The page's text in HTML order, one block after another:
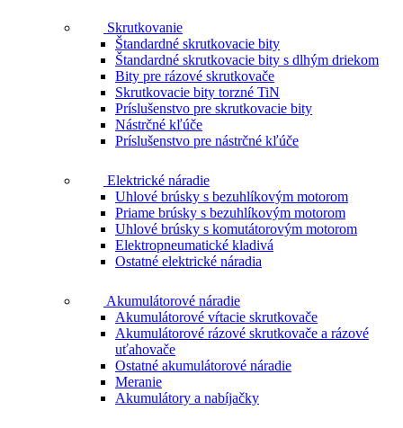
Skrutkovanie
Štandardné skrutkovacie bity
Štandardné skrutkovacie bity s dlhým driekom
Bity pre rázové skrutkovače
Skrutkovacie bity torzné TiN
Príslušenstvo pre skrutkovacie bity
Nástrčné kľúče
Príslušenstvo pre nástrčné kľúče
Elektrické náradie
Uhlové brúsky s bezuhlíkovým motorom
Priame brúsky s bezuhlíkovým motorom
Uhlové brúsky s komutátorovým motorom
Elektropneumatické kladivá
Ostatné elektrické náradia
Akumulátorové náradie
Akumulátorové vŕtacie skrutkovače
Akumulátorové rázové skrutkovače a rázové
uťahovače
Ostatné akumulátorové náradie
Meranie
Akumulátory a nabíjačky